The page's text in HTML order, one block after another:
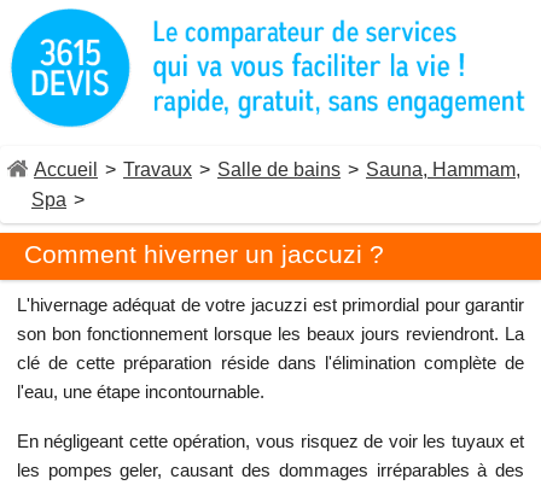
Accueil > Travaux > Salle de bains > Sauna, Hammam,
Spa >
Comment hiverner un jaccuzi ?
L'hivernage adéquat de votre jacuzzi est primordial pour garantir
son bon fonctionnement lorsque les beaux jours reviendront. La
clé de cette préparation réside dans l'élimination complète de
l'eau, une étape incontournable.
En négligeant cette opération, vous risquez de voir les tuyaux et
les pompes geler, causant des dommages irréparables à des